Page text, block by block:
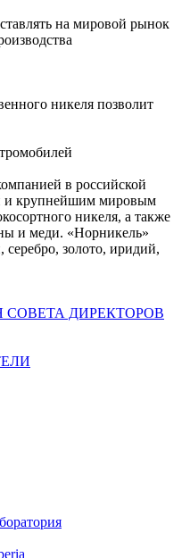
на мировой рынок
никеля позволит
в российской
и крупнейшим мировым
никеля, а также
и меди. «Норникель»
серебро, золото, иридий,
СОВЕТА ДИРЕКТОРОВ